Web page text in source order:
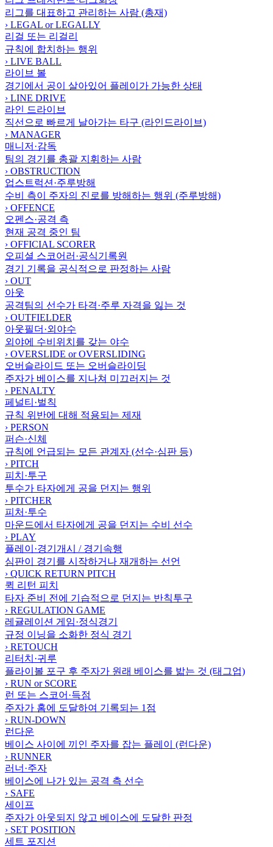
리그를 대표하고 관리하는 사람 (총재)
› LEGAL or LEGALLY
리걸 또는 리걸리
규칙에 합치하는 행위
› LIVE BALL
라이브 볼
경기에서 공이 살아있어 플레이가 가능한 상태
› LINE DRIVE
라인 드라이브
직선으로 빠르게 날아가는 타구 (라인드라이브)
› MANAGER
매니저·감독
팀의 경기를 총괄 지휘하는 사람
› OBSTRUCTION
업스트럭션·주루방해
수비 측이 주자의 진로를 방해하는 행위 (주루방해)
› OFFENCE
오펜스·공격 측
현재 공격 중인 팀
› OFFICIAL SCORER
오피셜 스코어러·공식기록원
경기 기록을 공식적으로 판정하는 사람
› OUT
아웃
공격팀의 선수가 타격·주루 자격을 잃는 것
› OUTFIELDER
아웃필더·외야수
외야에 수비위치를 갖는 야수
› OVERSLIDE or OVERSLIDING
오버슬라이드 또는 오버슬라이딩
주자가 베이스를 지나쳐 미끄러지는 것
› PENALTY
페널티·벌칙
규칙 위반에 대해 적용되는 제재
› PERSON
퍼슨·신체
규칙에 언급되는 모든 관계자 (선수·심판 등)
› PITCH
피치·투구
투수가 타자에게 공을 던지는 행위
› PITCHER
피처·투수
마운드에서 타자에게 공을 던지는 수비 선수
› PLAY
플레이·경기개시 / 경기속행
심판이 경기를 시작하거나 재개하는 선언
› QUICK RETURN PITCH
퀵 리턴 피치
타자 준비 전에 기습적으로 던지는 반칙투구
› REGULATION GAME
레귤레이션 게임·정식경기
규정 이닝을 소화한 정식 경기
› RETOUCH
리터치·귀루
플라이볼 포구 후 주자가 원래 베이스를 밟는 것 (태그업)
› RUN or SCORE
런 또는 스코어·득점
주자가 홈에 도달하여 기록되는 1점
› RUN-DOWN
런다운
베이스 사이에 끼인 주자를 잡는 플레이 (런다운)
› RUNNER
러너·주자
베이스에 나가 있는 공격 측 선수
› SAFE
세이프
주자가 아웃되지 않고 베이스에 도달한 판정
› SET POSITION
세트 포지션